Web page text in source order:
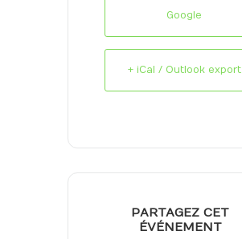
Google
+ iCal / Outlook export
PARTAGEZ CET
ÉVÉNEMENT